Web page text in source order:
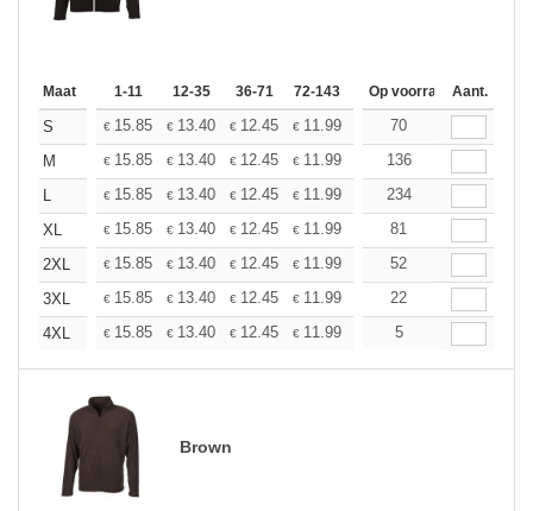
Maat 1-11 12-35 36-71 72-143 144-287 288 + Meer
Op voorraadAant.
S € 15.85 € 13.40 € 12.45 € 11.99 11.32
70
M
€ 15.85 € 13.40 € 12.45 € 11.99 11.32
136
L
€ 15.85 € 13.40 € 12.45 € 11.99 11.32
234
XL
€ 15.85 € 13.40 € 12.45 € 11.99 11.32
81
2XL
€ 15.85 € 13.40 € 12.45 € 11.99 11.32
52
3XL
€ 15.85 € 13.40 € 12.45 € 11.99 11.32
22
4XL
€ 15.85 € 13.40 € 12.45 € 11.99 11.32
5
Brown